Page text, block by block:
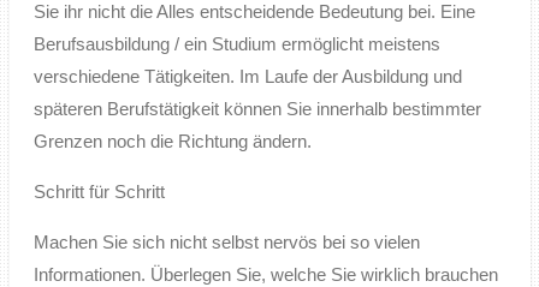
Sie ihr nicht die Alles entscheidende Bedeutung bei. Eine
Berufsausbildung / ein Studium ermöglicht meistens
verschiedene Tätigkeiten. Im Laufe der Ausbildung und
späteren Berufstätigkeit können Sie innerhalb bestimmter
Grenzen noch die Richtung ändern.
Schritt für Schritt
Machen Sie sich nicht selbst nervös bei so vielen
Informationen. Überlegen Sie, welche Sie wirklich brauchen